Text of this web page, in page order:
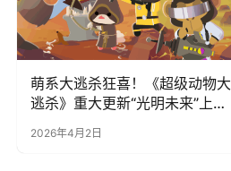
萌系大逃杀狂喜！《超级动物大
逃杀》重大更新“光明未来”上
2026年4月2日